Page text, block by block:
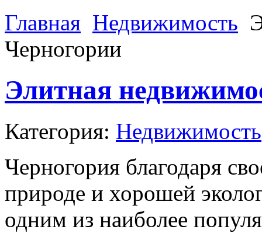
Главная Недвижимость
Черногории
Элитная
Категория: Недвижимость
Черногория благодаря
природе и хорошей
одним из наиболее